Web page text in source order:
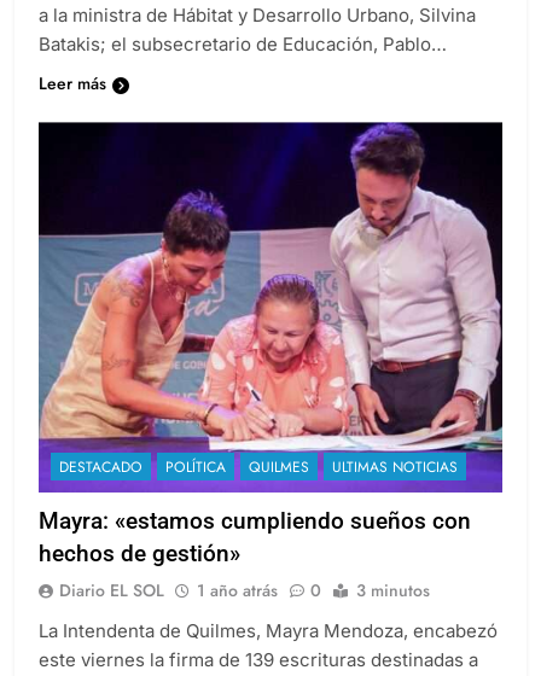
a la ministra de Hábitat y Desarrollo Urbano, Silvina
Batakis; el subsecretario de Educación, Pablo…
Leer más
DESTACADO POLÍTICA QUILMES ULTIMAS NOTICIAS
Mayra: «estamos cumpliendo sueños con
hechos de gestión»
Diario EL SOL 1 año atrás 0 3 minutos
La Intendenta de Quilmes, Mayra Mendoza, encabezó
este viernes la firma de 139 escrituras destinadas a